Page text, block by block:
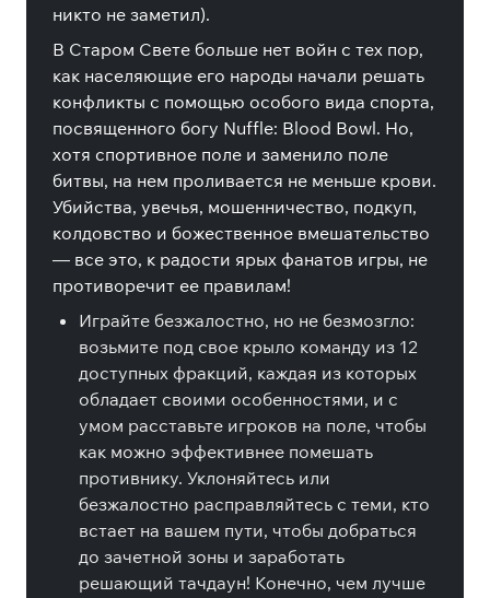
никто не заметил).
В Старом Свете больше нет войн с тех пор,
как населяющие его народы начали решать
конфликты с помощью особого вида спорта,
посвященного богу Nuffle: Blood Bowl. Но,
хотя спортивное поле и заменило поле
битвы, на нем проливается не меньше крови.
Убийства, увечья, мошенничество, подкуп,
колдовство и божественное вмешательство
— все это, к радости ярых фанатов игры, не
противоречит ее правилам!
Играйте безжалостно, но не безмозгло:
возьмите под свое крыло команду из 12
доступных фракций, каждая из которых
обладает своими особенностями, и с
умом расставьте игроков на поле, чтобы
как можно эффективнее помешать
противнику. Уклоняйтесь или
безжалостно расправляйтесь с теми, кто
встает на вашем пути, чтобы добраться
до зачетной зоны и заработать
решающий тачдаун! Конечно, чем лучше